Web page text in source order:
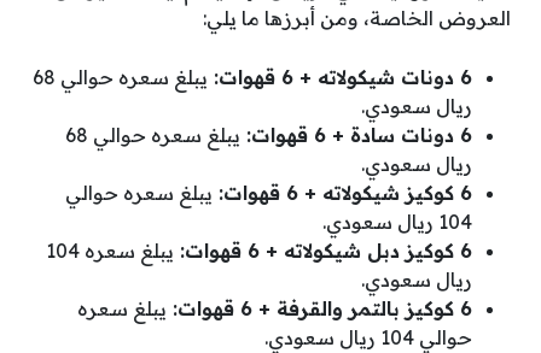
العروض الخاصة، ومن أبرزها ما يلي:
6 دونات شيكولاته + 6 قهوات:
يبلغ سعره حوالي 68
ريال سعودي.
6 دونات سادة + 6 قهوات:
يبلغ سعره حوالي 68
ريال سعودي.
6 كوكيز شيكولاته + 6 قهوات:
يبلغ سعره حوالي
104 ريال سعودي.
6 كوكيز دبل شيكولاته + 6 قهوات:
يبلغ سعره 104
ريال سعودي.
6 كوكيز بالتمر والقرفة + 6 قهوات:
يبلغ سعره
حوالي 104 ريال سعودي.